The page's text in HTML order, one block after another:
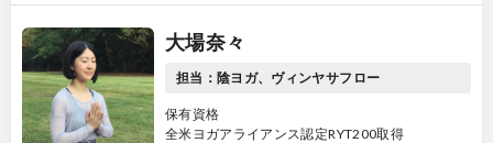
大場奈々
担当：陰ヨガ、ヴィンヤサフロー
保有資格
全米ヨガアライアンス認定RYT200取得